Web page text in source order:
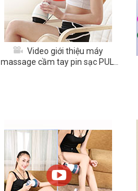
Video giới thiệu máy
massage cầm tay pin sạc PULI